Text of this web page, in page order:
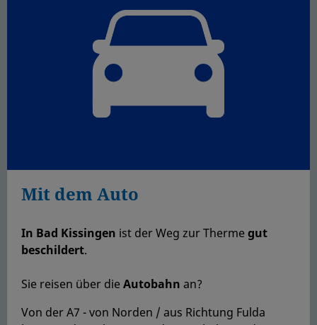
Mit dem Auto
In Bad Kissingen ist der Weg zur Thermegut
beschildert.
Sie reisen über dieAutobahn an?
Von der A7 - von Norden / aus Richtung Fulda